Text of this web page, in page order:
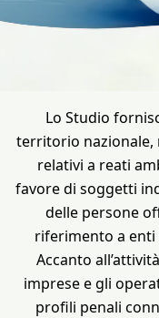
Lo Studio
territorio nazionale,
relativi a reati
favore di soggetti
delle persone
riferimento a
Accanto
imprese e gli
profili penali